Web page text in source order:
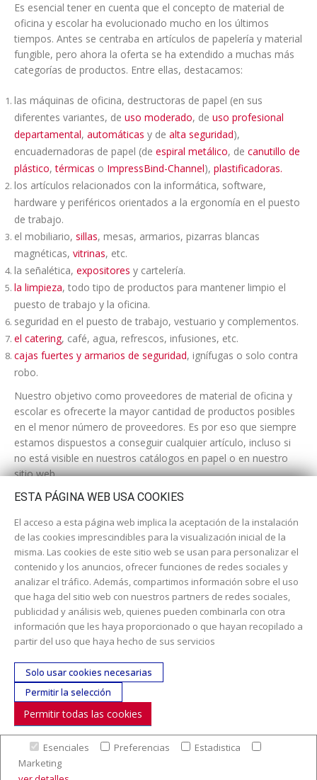
Es esencial tener en cuenta que el concepto de material de
oficina y escolar ha evolucionado mucho en los últimos
tiempos. Antes se centraba en artículos de papelería y material
fungible, pero ahora la oferta se ha extendido a muchas más
categorías de productos. Entre ellas, destacamos:
las máquinas de oficina, destructoras de papel (en sus
diferentes variantes, de uso moderado, de uso profesional
departamental, automáticas y de alta seguridad),
encuadernadoras de papel (de espiral metálico, de canutillo de
plástico,térmicas o ImpressBind-Channel), plastificadoras.
los artículos relacionados con la informática, software,
hardware y periféricos orientados a la ergonomía en el puesto
de trabajo.
el mobiliario, sillas, mesas, armarios, pizarras blancas
magnéticas, vitrinas, etc.
la señalética, expositores y cartelería.
la limpieza, todo tipo de productos para mantener limpio el
puesto de trabajo y la oficina.
seguridad en el puesto de trabajo, vestuario y complementos.
el catering, café, agua, refrescos, infusiones, etc.
cajas fuertes y armarios de seguridad, ignífugas o solo contra
robo.
Nuestro objetivo como proveedores de material de oficina y
escolar es ofrecerte la mayor cantidad de productos posibles
en el menor número de proveedores. Es por eso que siempre
estamos dispuestos a conseguir cualquier artículo, incluso si
no está visible en nuestros catálogos en papel o en nuestro
sitio web.
Dirección:c/ Cercedilla nº 14, 28925 Alcorcón
Email:contacta aquí
Teléfono:913519435
SÍGUENOS
© Copyright 2017. Todos los derechos reservados. |Nuestra
empresa|Aviso legal
ESTA PÁGINA WEB USA COOKIES
El acceso a esta página web implica la aceptación de la instalación
de las cookies imprescindibles para la visualización inicial de la
misma. Las cookies de este sitio web se usan para personalizar el
contenido y los anuncios, ofrecer funciones de redes sociales y
analizar el tráfico. Además, compartimos información sobre el uso
que haga del sitio web con nuestros partners de redes sociales,
publicidad y análisis web, quienes pueden combinarla con otra
información que les haya proporcionado o que hayan recopilado a
partir del uso que haya hecho de sus servicios
Solo usar cookies necesarias
Permitir la selección
Permitir todas las cookies
Esenciales Preferencias
Estadistica
Marketing